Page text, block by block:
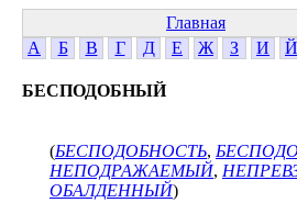
Главная
А
Б В Г Д Е Ж З И Й
БЕСПОДОБНЫЙ
(БЕСПОДОБНОСТЬ,
НЕПОДРАЖАЕМЫЙ,
ОБАЛДЕННЫЙ)